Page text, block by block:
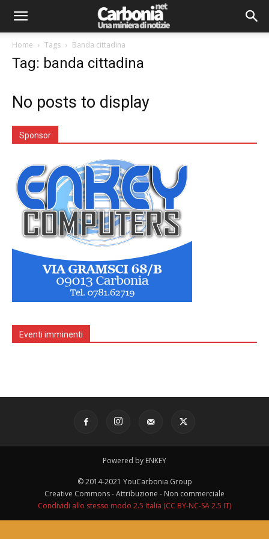
Home Tags Banda cittadina
Tag: banda cittadina
No posts to display
Sponsor
Eventi imminenti
Powered by ENKEY
© 2014-2021 YouCarbonia Group
Creative Commons - Attribuzione - Non commerciale
Condividi allo stesso modo 2.5 Italia (CC BY-NC-SA 2.5 IT)